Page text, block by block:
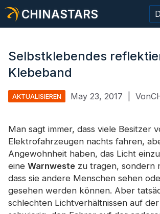
CHINASTARS
Sicherheitskleidung
Im Dunkeln leuchtendes Material
Industrieller Waschbesatz
Über CHINASTARS
Selbstklebendes
Klebeband
AKTUALISIEREN May 23, 2017
Man sagt immer, dass viele Besitzer
Elektrofahrzeugen nachts fahren,
Angewohnheit haben, das Licht
eine Warnweste zu tragen, sondern
dass sie andere Menschen sehen
gesehen werden können. Aber
schlechten Lichtverhältnissen auf